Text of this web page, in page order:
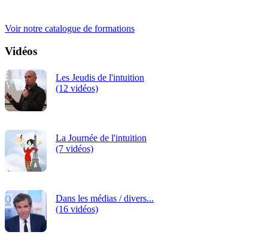
Voir notre catalogue de formations
Vidéos
Les Jeudis de l'intuition
(12 vidéos)
La Journée de l'intuition
(7 vidéos)
Dans les médias / divers...
(16 vidéos)